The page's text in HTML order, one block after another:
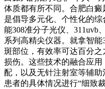
体质都有所不同。合肥白
是倡导多元化、个性化的
能308准分子光仪、311uvb
系列高精尖仪器。就拿智
斑部位，有效率可达百分
损伤。这些技术的融合应
配，以及无针注射室等辅
患者的具体情况进行“细致